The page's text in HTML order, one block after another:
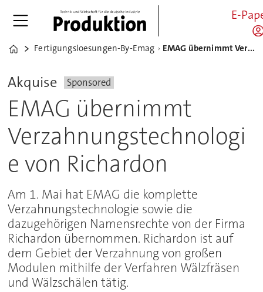
E-
Home
Fertigungsloesungen-By-Emag EMAG übernimmt Verzahnungstechnologie von Richardon
Akquise Sponsored
EMAG übernimmt
Verzahnungstechnologi
e von Richardon
Am 1. Mai hat EMAG die komplette
Verzahnungstechnologie sowie die
dazugehörigen Namensrechte von der Firma
Richardon übernommen. Richardon ist auf
dem Gebiet der Verzahnung von großen
Modulen mithilfe der Verfahren Wälzfräsen
und Wälzschälen tätig.